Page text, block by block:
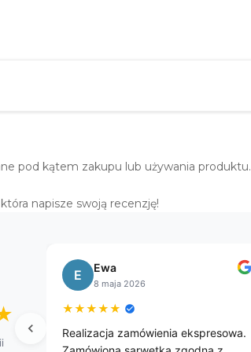
pod kątem zakupu lub używania produktu.
napisze swoją recenzję!
M Małgorzata
11 marca 2026
★★★★★
Zamawiałam już 3 razy z tej firmy